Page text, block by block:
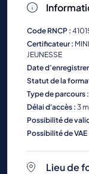
Code RNCP :
Certificateur :
JEUNESSE
Date
Statut de la
Type de parcours :
Délai d'accès : 3
Possibilité de
Possibilité de VAE
Lieu de